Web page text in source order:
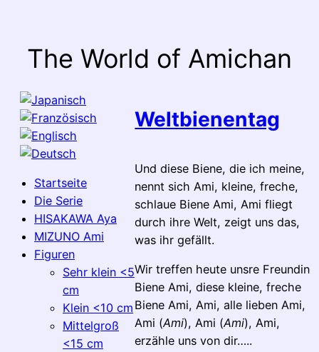
springen
The World of Amichan
Startseite
Die Serie
HISAKAWA Aya
MIZUNO Ami
Figuren
Sehr klein <5
cm
Klein <10 cm
Mittelgroß
<15 cm
Weltbienentag
Und diese Biene, die ich meine,
nennt sich Ami, kleine, freche,
schlaue Biene Ami, Ami fliegt
durch ihre Welt, zeigt uns das,
was ihr gefällt.
Wir treffen heute unsre Freundin
Biene Ami, diese kleine, freche
Biene Ami, Ami, alle lieben Ami,
Ami (Ami), Ami (Ami), Ami,
erzähle uns von dir…..